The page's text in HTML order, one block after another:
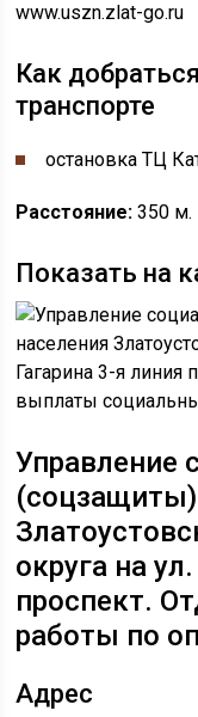
www.uszn.zlat-go.ru
Как
транспорте
остановка ​​ТЦ
Расстояние: 350 м.
Показать на
Управление
(соцзащиты)
округа на
проспект.
работы по
Адрес